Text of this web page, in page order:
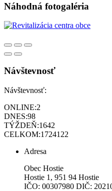
Náhodná fotogaléria
Návštevnosť
Návštevnosť:
ONLINE:2
DNES:98
TÝŽDEŇ:1642
CELKOM:1724122
Adresa
Obec Hostie
Hostie 1, 951 94 Hostie
IČO: 00307980 DIČ: